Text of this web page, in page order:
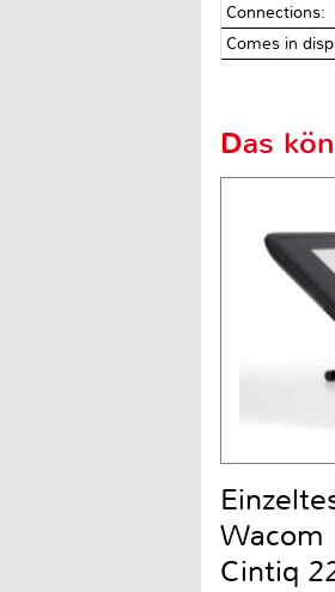
Connections:
Comes in
Das
Wacom
Cintiq